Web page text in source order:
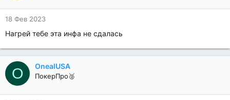
18 Фев 2023
Нагрей тебе эта инфа не сдалась
O OnealUSA
ПокерПро🥈